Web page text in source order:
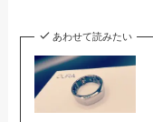
あわせて読みたい